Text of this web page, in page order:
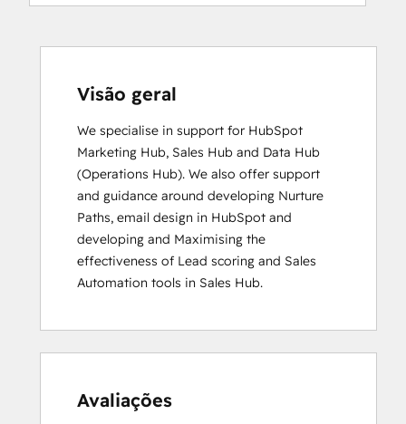
Visão geral
We specialise in support for HubSpot
Marketing Hub, Sales Hub and Data Hub
(Operations Hub). We also offer support
and guidance around developing Nurture
Paths, email design in HubSpot and
developing and Maximising the
effectiveness of Lead scoring and Sales
Automation tools in Sales Hub.
Avaliações